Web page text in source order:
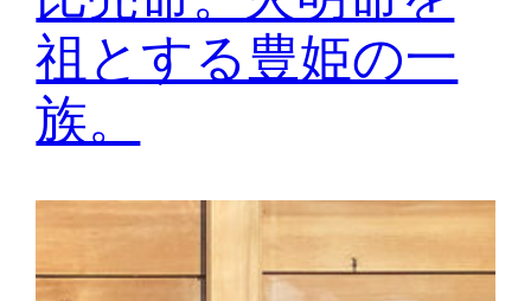
祖とする豊姫の一
族。